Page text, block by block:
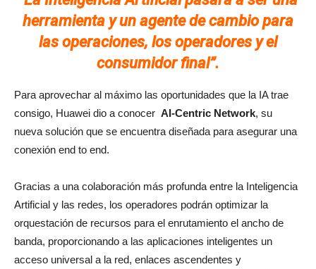
herramienta y un agente de cambio para
las operaciones, los operadores y el
consumidor final”.
Para aprovechar al máximo las oportunidades que la IA trae
consigo, Huawei dio a conocer AI-Centric Network, su
nueva solución que se encuentra diseñada para asegurar una
conexión end to end.
Gracias a una colaboración más profunda entre la Inteligencia
Artificial y las redes, los operadores podrán optimizar la
orquestación de recursos para el enrutamiento el ancho de
banda, proporcionando a las aplicaciones inteligentes un
acceso universal a la red, enlaces ascendentes y